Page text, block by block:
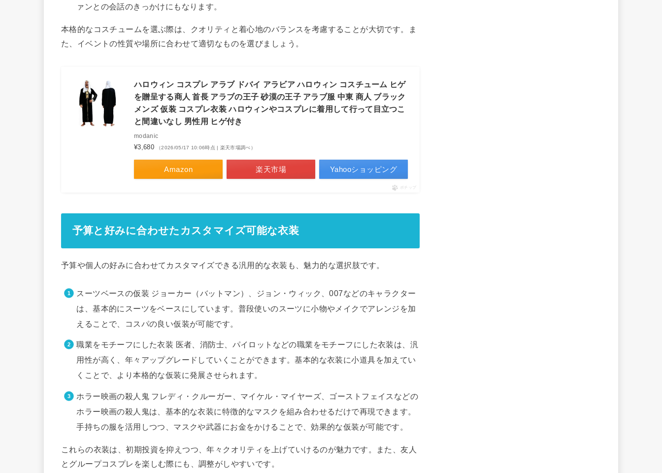
ァンとの会話のきっかけにもなります。
本格的なコスチュームを選ぶ際は、クオリティと着心地のバランスを考慮することが大切です。ま
た、イベントの性質や場所に合わせて適切なものを選びましょう。
ハロウィン コスプレ アラブ ドバイ アラビア ハロウィン コスチューム ヒゲ
を贈呈する商人 首長 アラブの王子 砂漠の王子 アラブ服 中東 商人 ブラック
メンズ 仮装 コスプレ衣装 ハロウィンやコスプレに着用して行って目立つこ
と間違いなし 男性用 ヒゲ付き
modanic
¥3,680 （2026/05/17 10:06時点 | 楽天市場調べ）
Amazon 楽天市場 Yahooショッピング
ポチップ
予算と好みに合わせたカスタマイズ可能な衣装
予算や個人の好みに合わせてカスタマイズできる汎用的な衣装も、魅力的な選択肢です。
スーツベースの仮装 ジョーカー（バットマン）、ジョン・ウィック、007などのキャラクター
は、基本的にスーツをベースにしています。普段使いのスーツに小物やメイクでアレンジを加
えることで、コスパの良い仮装が可能です。
職業をモチーフにした衣装 医者、消防士、パイロットなどの職業をモチーフにした衣装は、汎
用性が高く、年々アップグレードしていくことができます。基本的な衣装に小道具を加えてい
くことで、より本格的な仮装に発展させられます。
ホラー映画の殺人鬼 フレディ・クルーガー、マイケル・マイヤーズ、ゴーストフェイスなどの
ホラー映画の殺人鬼は、基本的な衣装に特徴的なマスクを組み合わせるだけで再現できます。
手持ちの服を活用しつつ、マスクや武器にお金をかけることで、効果的な仮装が可能です。
これらの衣装は、初期投資を抑えつつ、年々クオリティを上げていけるのが魅力です。また、友人
とグループコスプレを楽しむ際にも、調整がしやすいです。